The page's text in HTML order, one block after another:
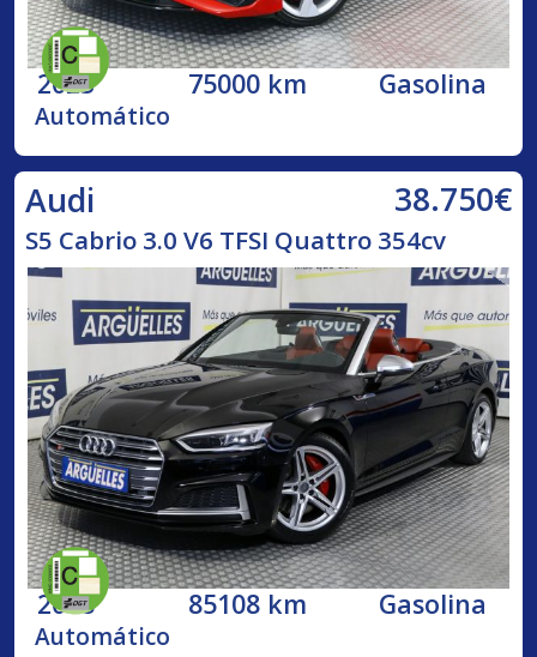
2023 75000 km Gasolina
Automático
Audi 38.750€
S5 Cabrio 3.0 V6 TFSI Quattro 354cv
2018 85108 km Gasolina
Automático